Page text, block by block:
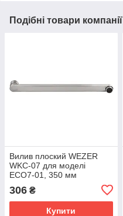
Подібні товари компанії
Вилив плоский WEZER
WKC-07 для моделі
ЕСО7-01, 350 мм
306 ₴
Купити